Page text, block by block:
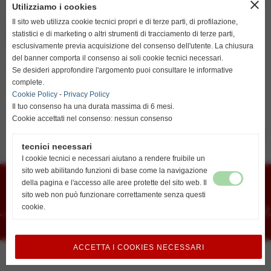
Promozione
Union Vis ssdrl
Via G. Marconi 6 - cap 45026 - Lendinara (Ro)
E-mail vislendinara@gmail.com
Segreteria Lendinara Viale della Pace
resta su italiano
go to english
http://www.unionvislendinara.it
close
Utilizziamo i cookies
Il sito web utilizza cookie tecnici propri e di terze parti, di profilazione,
statistici e di marketing o altri strumenti di tracciamento di terze parti,
esclusivamente previa acquisizione del consenso dell'utente. La chiusura
del banner comporta il consenso ai soli cookie tecnici necessari.
Se desideri approfondire l'argomento puoi consultare le informative
complete.
Cookie Policy - Privacy Policy
Il tuo consenso ha una durata massima di 6 mesi.
Cookie accettati nel consenso: nessun consenso
tecnici necessari
I cookie tecnici e necessari aiutano a rendere fruibile un
sito web abilitando funzioni di base come la navigazione
della pagina e l'accesso alle aree protette del sito web. Il
sito web non può funzionare correttamente senza questi
cookie.
ACCETTA I COOKIES NECESSARI